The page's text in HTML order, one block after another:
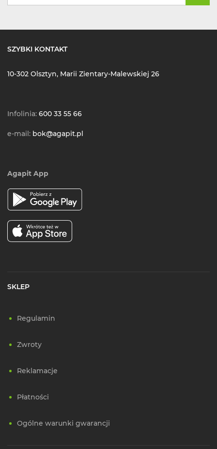
SZYBKI KONTAKT
10-302 Olsztyn, Marii Zientary-Malewskiej 26
Infolinia: 600 33 55 66
e-mail: bok@agapit.pl
Agapit App
SKLEP
Regulamin
Zwroty
Reklamacje
Płatności
Ogólne warunki gwarancji